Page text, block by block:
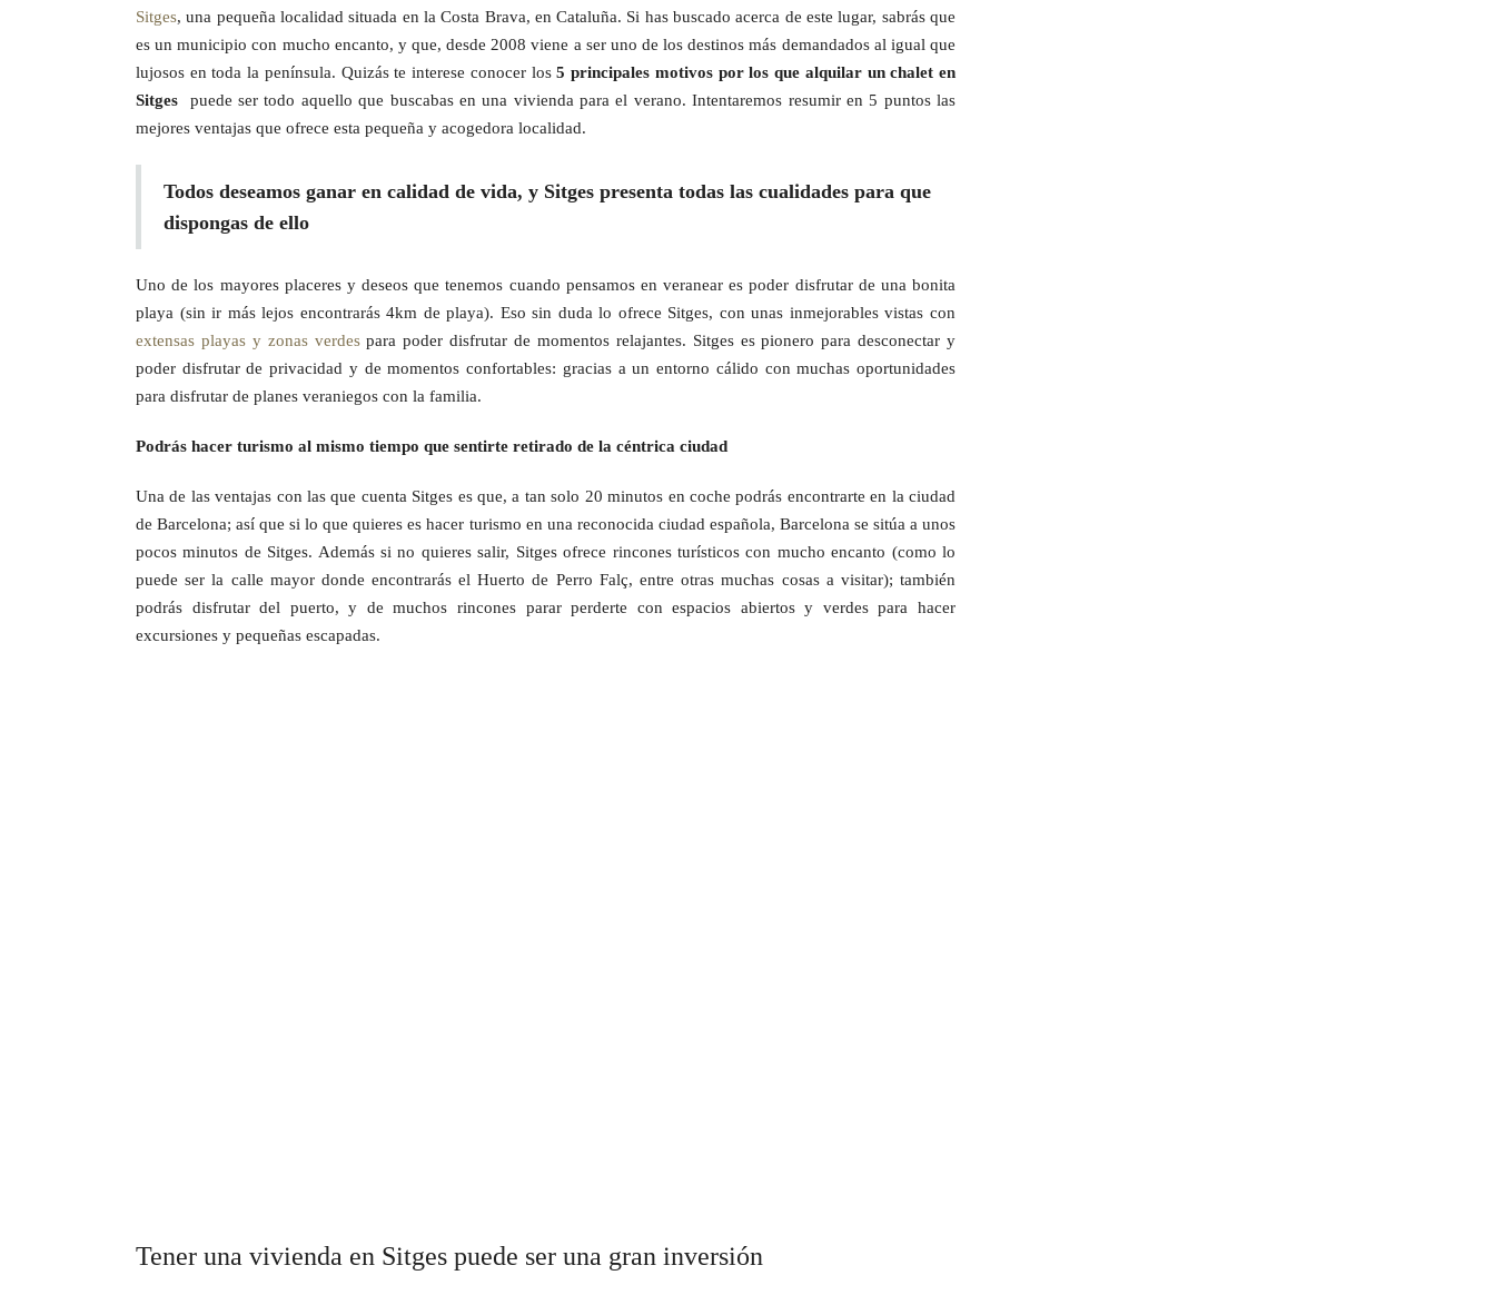
Sitges, una pequeña localidad situada en la Costa Brava, en Cataluña. Si has buscado acerca de este lugar, sabrás que
es un municipio con mucho encanto, y que, desde 2008 viene a ser uno de los destinos más demandados al igual que
lujosos en toda la península. Quizás te interese conocer los5 principales motivos por los que alquilar un chalet en
Sitges puede ser todo aquello que buscabas en una vivienda para el verano. Intentaremos resumir en 5 puntos las
mejores ventajas que ofrece esta pequeña y acogedora localidad.
Todos deseamos ganar en calidad de vida, y Sitges presenta todas las cualidades para que
dispongas de ello
Uno de los mayores placeres y deseos que tenemos cuando pensamos en veranear es poder disfrutar de una bonita
playa (sin ir más lejos encontrarás 4km de playa). Eso sin duda lo ofrece Sitges, con unas inmejorables vistas con
extensas playas y zonas verdespara poder disfrutar de momentos relajantes. Sitges es pionero para desconectar y
poder disfrutar de privacidad y de momentos confortables: gracias a un entorno cálido con muchas oportunidades
para disfrutar de planes veraniegos con la familia.
Podrás hacer turismo al mismo tiempo que sentirte retirado de la céntrica ciudad
Una de las ventajas con las que cuenta Sitges es que, a tan solo 20 minutos en coche podrás encontrarte en la ciudad
de Barcelona; así que si lo que quieres es hacer turismo en una reconocida ciudad española, Barcelona se sitúa a unos
pocos minutos de Sitges. Además si no quieres salir, Sitges ofrece rincones turísticos con mucho encanto (como lo
puede ser la calle mayor donde encontrarás el Huerto de Perro Falç, entre otras muchas cosas a visitar); también
podrás disfrutar del puerto, y de muchos rincones parar perderte con espacios abiertos y verdes para hacer
excursiones y pequeñas escapadas.
Tener una vivienda en Sitges puede ser una gran inversión